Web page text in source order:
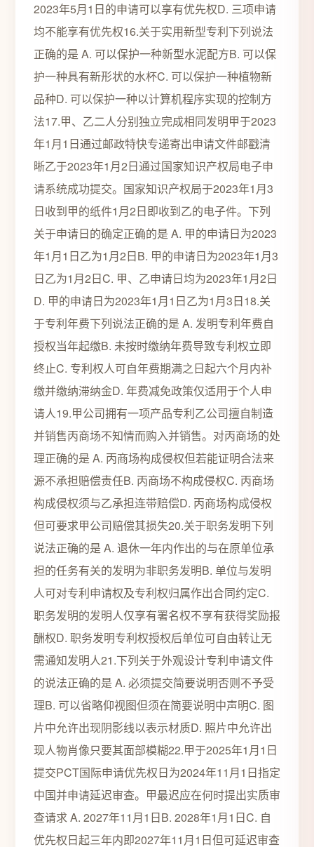
2023年5月1日的申请可以享有优先权D. 三项申请
均不能享有优先权16.关于实用新型专利下列说法
正确的是 A. 可以保护一种新型水泥配方B. 可以保
护一种具有新形状的水杯C. 可以保护一种植物新
品种D. 可以保护一种以计算机程序实现的控制方
法17.甲、乙二人分别独立完成相同发明甲于2023
年1月1日通过邮政特快专递寄出申请文件邮戳清
晰乙于2023年1月2日通过国家知识产权局电子申
请系统成功提交。国家知识产权局于2023年1月3
日收到甲的纸件1月2日即收到乙的电子件。下列
关于申请日的确定正确的是 A. 甲的申请日为2023
年1月1日乙为1月2日B. 甲的申请日为2023年1月3
日乙为1月2日C. 甲、乙申请日均为2023年1月2日
D. 甲的申请日为2023年1月1日乙为1月3日18.关
于专利年费下列说法正确的是 A. 发明专利年费自
授权当年起缴B. 未按时缴纳年费导致专利权立即
终止C. 专利权人可自年费期满之日起六个月内补
缴并缴纳滞纳金D. 年费减免政策仅适用于个人申
请人19.甲公司拥有一项产品专利乙公司擅自制造
并销售丙商场不知情而购入并销售。对丙商场的处
理正确的是 A. 丙商场构成侵权但若能证明合法来
源不承担赔偿责任B. 丙商场不构成侵权C. 丙商场
构成侵权须与乙承担连带赔偿D. 丙商场构成侵权
但可要求甲公司赔偿其损失20.关于职务发明下列
说法正确的是 A. 退休一年内作出的与在原单位承
担的任务有关的发明为非职务发明B. 单位与发明
人可对专利申请权及专利权归属作出合同约定C.
职务发明的发明人仅享有署名权不享有获得奖励报
酬权D. 职务发明专利权授权后单位可自由转让无
需通知发明人21.下列关于外观设计专利申请文件
的说法正确的是 A. 必须提交简要说明否则不予受
理B. 可以省略仰视图但须在简要说明中声明C. 图
片中允许出现阴影线以表示材质D. 照片中允许出
现人物肖像只要其面部模糊22.甲于2025年1月1日
提交PCT国际申请优先权日为2024年11月1日指定
中国并申请延迟审查。甲最迟应在何时提出实质审
查请求 A. 2027年11月1日B. 2028年1月1日C. 自
优先权日起三年内即2027年11月1日但可延迟审查